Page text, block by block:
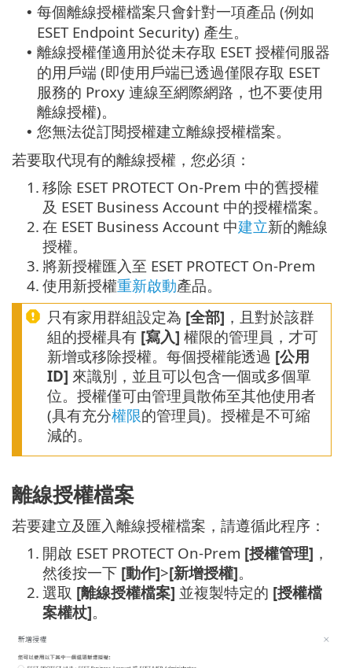
• 每個離線授權檔案只會針對一項產品 (例如
ESET Endpoint Security) 產生。
• 離線授權僅適用於從未存取 ESET 授權伺服器
的用戶端 (即使用戶端已透過僅限存取 ESET
服務的 Proxy 連線至網際網路，也不要使用
離線授權)。
• 您無法從訂閱授權建立離線授權檔案。
若要取代現有的離線授權，您必須：
1. 移除 ESET PROTECT On-Prem 中的舊授權
及 ESET Business Account 中的授權檔案。
2. 在 ESET Business Account 中建立新的離線
授權。
3. 將新授權匯入至 ESET PROTECT On-Prem
4. 使用新授權重新啟動產品。
只有家用群組設定為 [全部] ，且對於該群
組的授權具有 [寫入] 權限的管理員，才可
新增或移除授權。每個授權能透過 [公用
ID] 來識別，並且可以包含一個或多個單
位。授權僅可由管理員散佈至其他使用者
(具有充分權限的管理員)。授權是不可縮
減的。
離線授權檔案
若要建立及匯入離線授權檔案，請遵循此程序：
1. 開啟 ESET PROTECT On-Prem [授權管理] ，
然後按一下 [動作]>[新增授權]。
2. 選取 [離線授權檔案] 並複製特定的 [授權檔
案權杖]。